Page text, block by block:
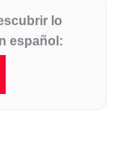
lo
español: